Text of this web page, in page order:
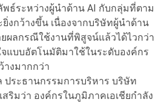
พธ์ระหว่างผู้นำด้าน AI กับกลุ่มที่ตาม
งกว้างขึ้น เนื่องจากบริษัทผู้นำด้าน
ยผลกรณีใช้งานที่พิสูจน์แล้วได้ไวกว่า
แบบอัตโนมัติมาใช้ในระดับองค์กร
างมากกว่า
ประธานกรรมการบริหาร บริษัท
สริมว่า องค์กรในภูมิภาคเอเชียกำลัง